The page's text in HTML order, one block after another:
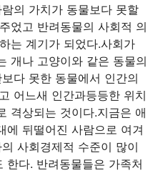
의 가치가 동물보다 못할
었고 반려동물의 사회적 의
는 계기가 되었다.사회가
개나 고양이와 같은 동물의
다 못한 동물에서 인간의
어느새 인간과등등한 위치
격상되는 것이다.지금은 애
에 뒤떨어진 사람으로 여겨
사회경제적 수준이 많이
한다. 반려동물들은 가족처